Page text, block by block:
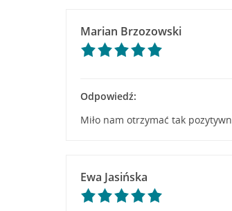
Marian Brzozowski
Odpowiedź:
Miło nam otrzymać tak
Ewa Jasińska